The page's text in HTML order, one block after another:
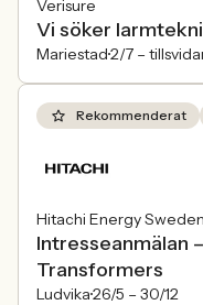
Verisure
Vi söker
Mariestad2/7 –
Rekommenderat
Hitachi Energy
Intresseanmälan
Transformers
Ludvika26/5 – 30/12